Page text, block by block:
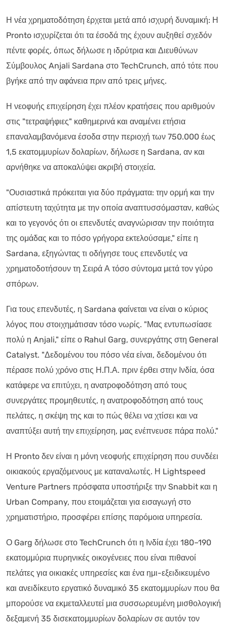
Η νέα χρηματοδότηση έρχεται μετά από ισχυρή δυναμική: Η
Pronto ισχυρίζεται ότι τα έσοδά της έχουν αυξηθεί σχεδόν
πέντε φορές, όπως δήλωσε η ιδρύτρια και Διευθύνων
Σύμβουλος Anjali Sardana στο TechCrunch, από τότε που
βγήκε από την αφάνεια πριν από τρεις μήνες.
Η νεοφυής επιχείρηση έχει πλέον κρατήσεις που αριθμούν
στις "τετραψήφιες" καθημερινά και αναμένει ετήσια
επαναλαμβανόμενα έσοδα στην περιοχή των 750.000 έως
1,5 εκατομμυρίων δολαρίων, δήλωσε η Sardana, αν και
αρνήθηκε να αποκαλύψει ακριβή στοιχεία.
"Ουσιαστικά πρόκειται για δύο πράγματα: την ορμή και την
απίστευτη ταχύτητα με την οποία αναπτυσσόμασταν, καθώς
και το γεγονός ότι οι επενδυτές αναγνώρισαν την ποιότητα
της ομάδας και το πόσο γρήγορα εκτελούσαμε," είπε η
Sardana, εξηγώντας τι οδήγησε τους επενδυτές να
χρηματοδοτήσουν τη Σειρά Α τόσο σύντομα μετά τον γύρο
σπόρων.
Για τους επενδυτές, η Sardana φαίνεται να είναι ο κύριος
λόγος που στοιχημάτισαν τόσο νωρίς. "Μας εντυπωσίασε
πολύ η Anjali," είπε ο Rahul Garg, συνεργάτης στη General
Catalyst. "Δεδομένου του πόσο νέα είναι, δεδομένου ότι
πέρασε πολύ χρόνο στις Η.Π.Α. πριν έρθει στην Ινδία, όσα
κατάφερε να επιτύχει, η ανατροφοδότηση από τους
συνεργάτες προμηθευτές, η ανατροφοδότηση από τους
πελάτες, η σκέψη της και το πώς θέλει να χτίσει και να
αναπτύξει αυτή την επιχείρηση, μας ενέπνευσε πάρα πολύ."
Η Pronto δεν είναι η μόνη νεοφυής επιχείρηση που συνδέει
οικιακούς εργαζόμενους με καταναλωτές. Η Lightspeed
Venture Partners πρόσφατα υποστήριξε την Snabbit και η
Urban Company, που ετοιμάζεται για εισαγωγή στο
χρηματιστήριο, προσφέρει επίσης παρόμοια υπηρεσία.
Ο Garg δήλωσε στο TechCrunch ότι η Ινδία έχει 180–190
εκατομμύρια πυρηνικές οικογένειες που είναι πιθανοί
πελάτες για οικιακές υπηρεσίες και ένα ημι-εξειδικευμένο
και ανειδίκευτο εργατικό δυναμικό 35 εκατομμυρίων που θα
μπορούσε να εκμεταλλευτεί μια συσσωρευμένη μισθολογική
δεξαμενή 35 δισεκατομμυρίων δολαρίων σε αυτόν τον